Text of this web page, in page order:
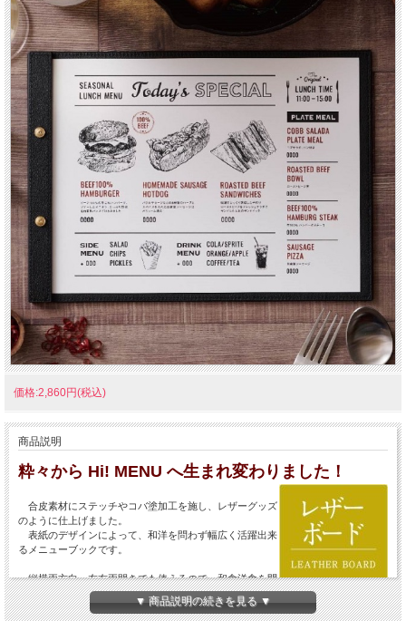
価格:2,860円(税込)
商品説明
粋々から Hi! MENU へ生まれ変わりました！
合皮素材にステッチやコバ塗加工を施し、レザーグッズ
のように仕上げました。
表紙のデザインによって、和洋を問わず幅広く活躍出来
るメニューブックです。
縦横両方向・左右両開きでも使えるので、和食洋食を問
わず幅広くお使えいただけます。
シンプルで他のメニューブックとの組み合わせ商品としてもおすすめです。
▼ 商品説明の続きを見る ▼